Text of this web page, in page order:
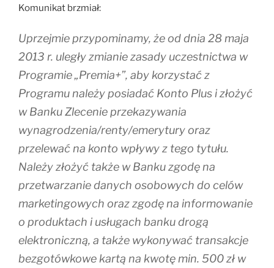
Komunikat brzmiał:
Uprzejmie przypominamy, że od dnia 28 maja
2013 r. uległy zmianie zasady uczestnictwa w
Programie „Premia+”, aby korzystać z
Programu należy posiadać Konto Plus i złożyć
w Banku Zlecenie przekazywania
wynagrodzenia/renty/emerytury oraz
przelewać na konto wpływy z tego tytułu.
Należy złożyć także w Banku zgodę na
przetwarzanie danych osobowych do celów
marketingowych oraz zgodę na informowanie
o produktach i usługach banku drogą
elektroniczną, a także wykonywać transakcje
bezgotówkowe kartą na kwotę min. 500 zł w